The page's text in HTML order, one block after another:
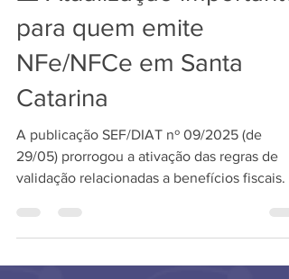
⚠️ Atualização importante
para quem emite
NFe/NFCe em Santa
Catarina
A publicação SEF/DIAT nº 09/2025 (de
validação relacionadas a benefícios fiscais.
novas...